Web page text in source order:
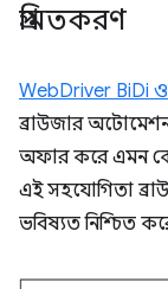
প্রমিতকরণ
WebDriver BiDi
ব্রাউজার
অফার করে এমন
এই সহযোগিতা
ভবিষ্যত নিশ্চিত